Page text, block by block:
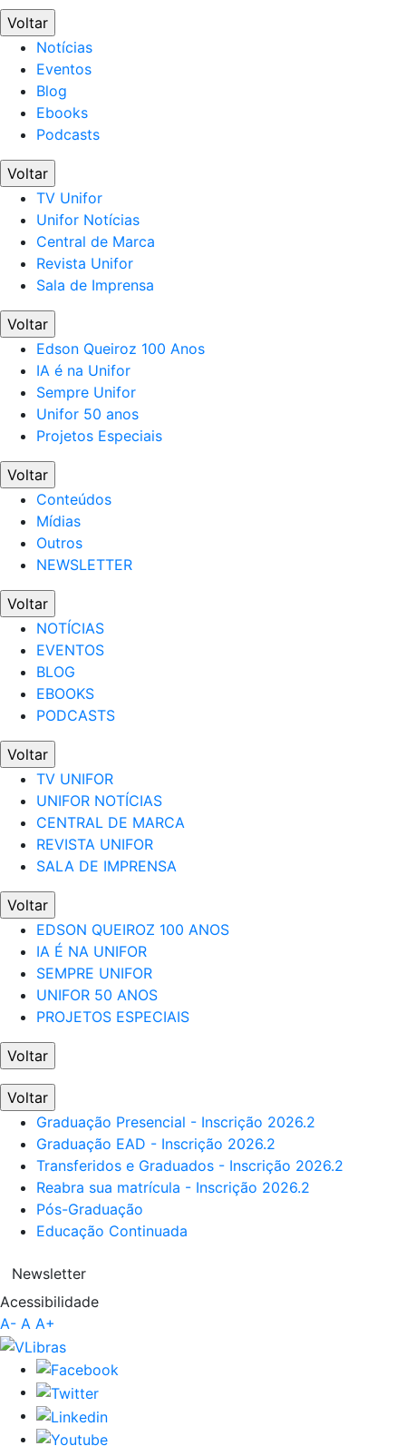
Voltar
Notícias
Eventos
Blog
Ebooks
Podcasts
Voltar
TV Unifor
Unifor Notícias
Central de Marca
Revista Unifor
Sala de Imprensa
Voltar
Edson Queiroz 100 Anos
IA é na Unifor
Sempre Unifor
Unifor 50 anos
Projetos Especiais
Voltar
Conteúdos
Mídias
Outros
NEWSLETTER
Voltar
NOTÍCIAS
EVENTOS
BLOG
EBOOKS
PODCASTS
Voltar
TV UNIFOR
UNIFOR NOTÍCIAS
CENTRAL DE MARCA
REVISTA UNIFOR
SALA DE IMPRENSA
Voltar
EDSON QUEIROZ 100 ANOS
IA É NA UNIFOR
SEMPRE UNIFOR
UNIFOR 50 ANOS
PROJETOS ESPECIAIS
Voltar
Voltar
Graduação Presencial - Inscrição 2026.2
Graduação EAD - Inscrição 2026.2
Transferidos e Graduados - Inscrição 2026.2
Reabra sua matrícula - Inscrição 2026.2
Pós-Graduação
Educação Continuada
Newsletter
Acessibilidade
A- A A+